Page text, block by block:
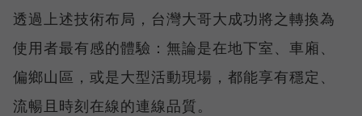
透過上述技術布局，台灣大哥大成功將之轉換為
使用者最有感的體驗：無論是在地下室、車廂、
偏鄉山區，或是大型活動現場，都能享有穩定、
流暢且時刻在線的連線品質。